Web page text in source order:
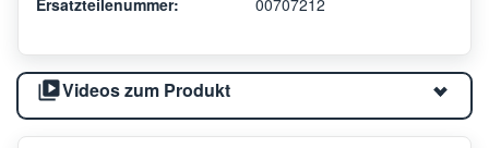
Videos zum Produkt